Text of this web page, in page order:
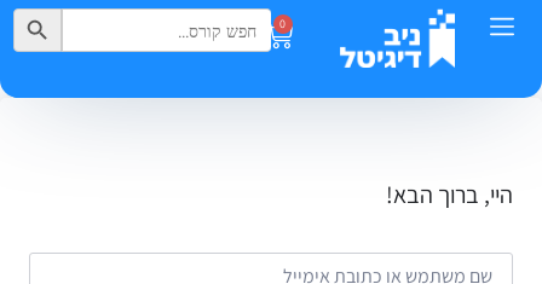
0
Search
for:
Search Button
היי, ברוך הבא!